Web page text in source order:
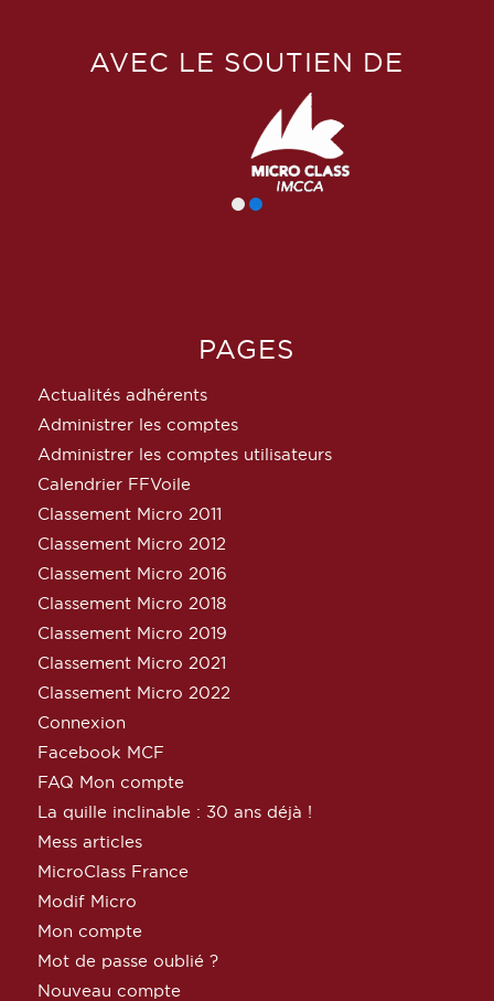
AVEC LE SOUTIEN DE
PAGES
Actualités adhérents
Administrer les comptes
Administrer les comptes utilisateurs
Calendrier FFVoile
Classement Micro 2011
Classement Micro 2012
Classement Micro 2016
Classement Micro 2018
Classement Micro 2019
Classement Micro 2021
Classement Micro 2022
Connexion
Facebook MCF
FAQ Mon compte
La quille inclinable : 30 ans déjà !
Mess articles
MicroClass France
Modif Micro
Mon compte
Mot de passe oublié ?
Nouveau compte